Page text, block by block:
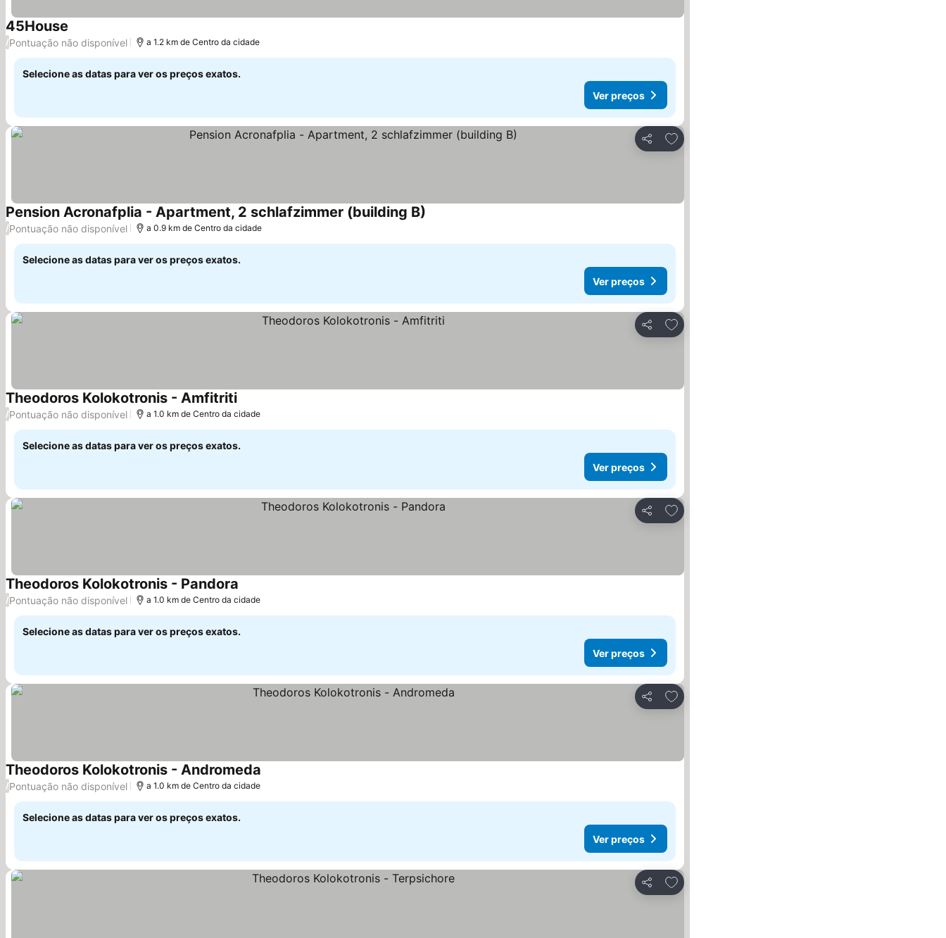
45House
/Pontuação não disponível a 1.2 km de Centro da cidade
Selecione as datas para ver os preços exatos.
Ver preços
Partilhar
Adicionar aos favoritos
Pension Acronafplia - Apartment, 2 schlafzimmer (building B)
/Pontuação não disponível a 0.9 km de Centro da cidade
Selecione as datas para ver os preços exatos.
Ver preços
Partilhar
Adicionar aos favoritos
Theodoros Kolokotronis - Amfitriti
/Pontuação não disponível a 1.0 km de Centro da cidade
Selecione as datas para ver os preços exatos.
Ver preços
Partilhar
Adicionar aos favoritos
Theodoros Kolokotronis - Pandora
/Pontuação não disponível a 1.0 km de Centro da cidade
Selecione as datas para ver os preços exatos.
Ver preços
Partilhar
Adicionar aos favoritos
Theodoros Kolokotronis - Andromeda
/Pontuação não disponível a 1.0 km de Centro da cidade
Selecione as datas para ver os preços exatos.
Ver preços
Partilhar
Adicionar aos favoritos